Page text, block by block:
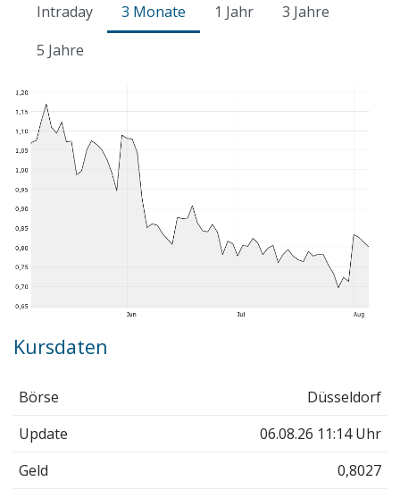
Intraday 3 Monate 1 Jahr
3 Jahre
5 Jahre
Kursdaten
Börse
Düsseldorf
Update
06.08.26 11:14 Uhr
Geld
0,8027